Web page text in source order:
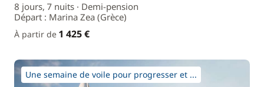
8 jours, 7 nuits · Demi-pension
Départ : Marina Zea (Grèce)
À partir de 1 425 €
Une semaine de voile pour progresser et ...